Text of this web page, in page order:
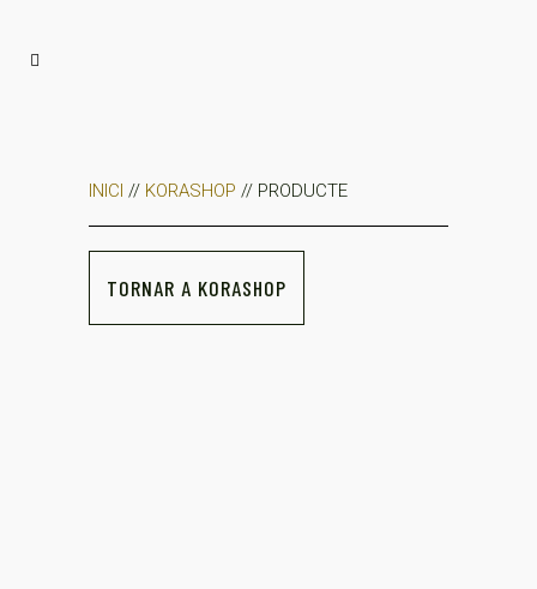
INICI // KORASHOP // PRODUCTE
TORNAR A KORASHOP